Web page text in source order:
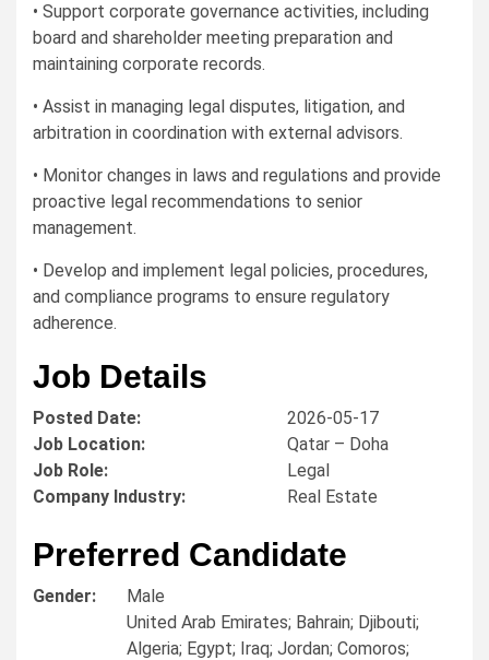
• Support corporate governance activities, including
board and shareholder meeting preparation and
maintaining corporate records.
• Assist in managing legal disputes, litigation, and
arbitration in coordination with external advisors.
• Monitor changes in laws and regulations and provide
proactive legal recommendations to senior
management.
• Develop and implement legal policies, procedures,
and compliance programs to ensure regulatory
adherence.
Job Details
Posted Date:
2026-05-17
Job Location:
Qatar – Doha
Job Role:
Legal
Company Industry:
Real Estate
Preferred Candidate
Gender: Male
United Arab Emirates; Bahrain; Djibouti;
Algeria; Egypt; Iraq; Jordan; Comoros;